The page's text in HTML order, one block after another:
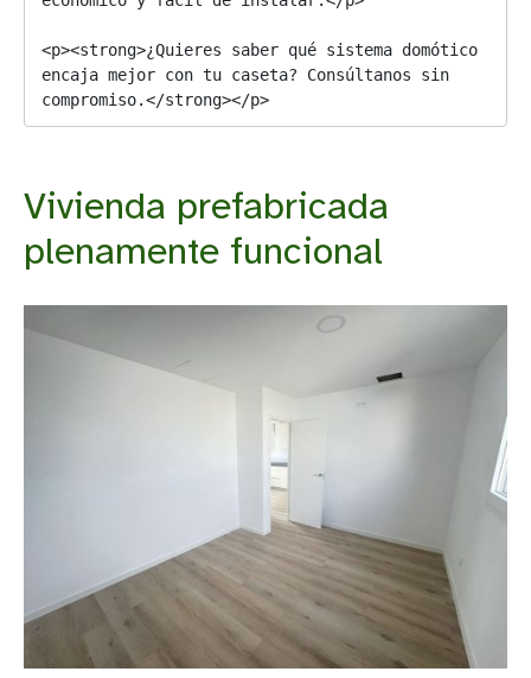
<p><strong>¿Quieres saber qué sistema domótico
encaja mejor con tu caseta? Consúltanos sin
compromiso.</strong></p>
Vivienda prefabricada
plenamente funcional